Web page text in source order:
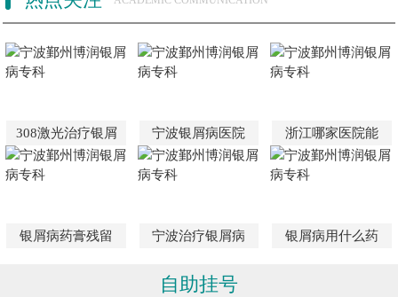
308激光治疗银屑 宁波银屑病医院 浙江哪家医院能
银屑病药膏残留 宁波治疗银屑病 银屑病用什么药
自助挂号